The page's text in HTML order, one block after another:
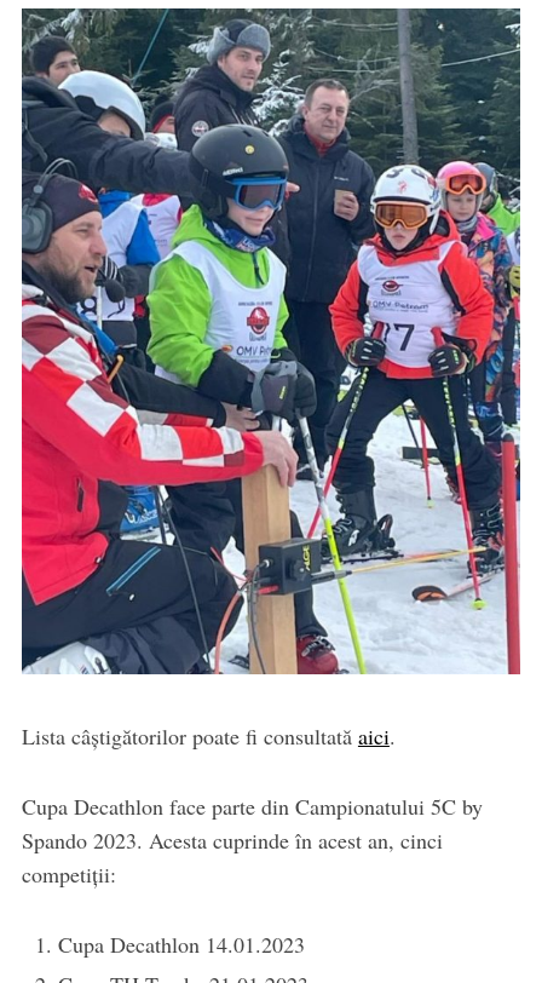
Lista câștigătorilor poate fi consultată aici.
Cupa Decathlon face parte din Campionatului 5C by
Spando 2023. Acesta cuprinde în acest an, cinci
competiții:
Cupa Decathlon 14.01.2023